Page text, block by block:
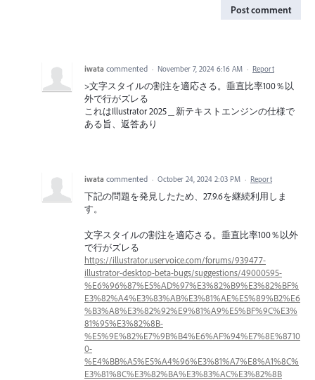
Post comment
iwata commented · November 7, 2024 6:16 AM · Report
>文字スタイルの割注を適応さる。垂直比率100％以
外で行がズレる
これはIllustrator 2025＿新テキストエンジンの仕様で
ある旨、返答あり
iwata commented · October 24, 2024 2:03 PM · Report
下記の問題を発見したため、27.9.6を継続利用しま
す。
文字スタイルの割注を適応さる。垂直比率100％以外
で行がズレる
https://illustrator.uservoice.com/forums/939477-
illustrator-desktop-beta-bugs/suggestions/49000595-
%E6%96%87%E5%AD%97%E3%82%B9%E3%82%BF%
E3%82%A4%E3%83%AB%E3%81%AE%E5%89%B2%E6
%B3%A8%E3%82%92%E9%81%A9%E5%BF%9C%E3%
81%95%E3%82%8B-
%E5%9E%82%E7%9B%B4%E6%AF%94%E7%8E%8710
0-
%E4%BB%A5%E5%A4%96%E3%81%A7%E8%A1%8C%
E3%81%8C%E3%82%BA%E3%83%AC%E3%82%8B